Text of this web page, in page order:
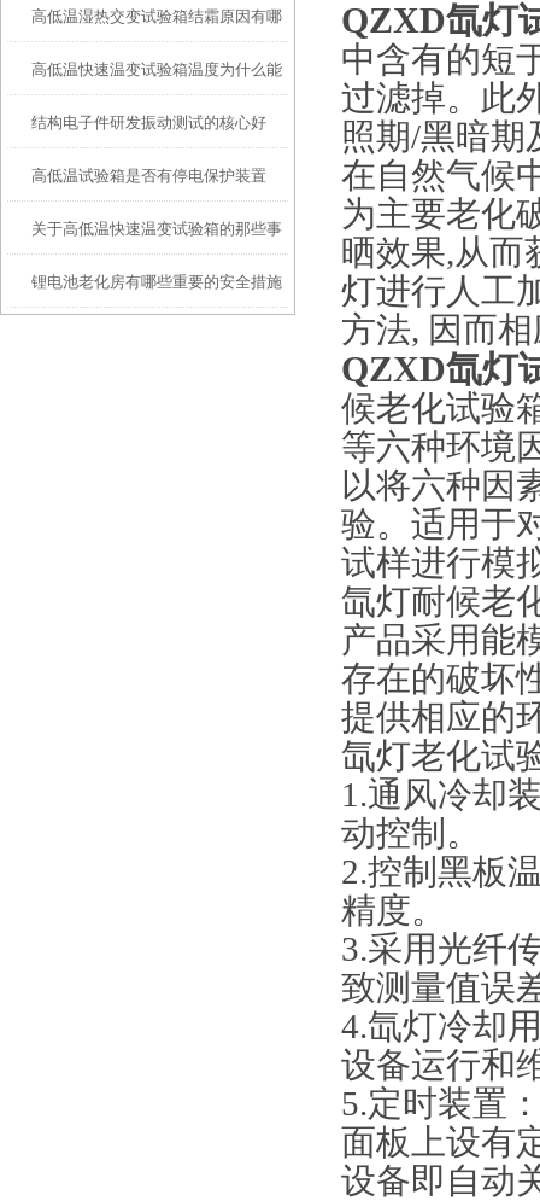
高低温湿热交变试验箱结霜原因有哪
些？
高低温快速温变试验箱温度为什么能
快速升降
结构电子件研发振动测试的核心好
处：电磁式振动台研发应用解析
高低温试验箱是否有停电保护装置
呢？
关于高低温快速温变试验箱的那些事
锂电池老化房有哪些重要的安全措施
QZXD氙灯
中含有的短
过滤掉。此
照期/黑暗期
在自然气候
为主要老化
晒效果,从而
灯进行人工
方法, 因而
QZXD氙灯
候老化试验
等六种环境
以将六种因
验。适用于
试样进行模
氙灯耐候老
产品采用能
存在的破坏
提供相应的
氙灯老化试
1.通风冷却
动控制。
2.控制黑板
精度。
3.采用光纤
致测量值误
4.氙灯冷却
设备运行和
5.定时装置
面板上设有
设备即自动